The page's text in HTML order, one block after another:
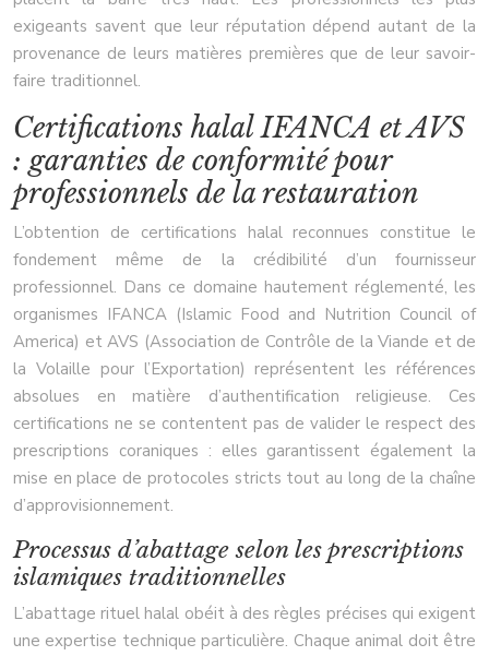
exigeants savent que leur réputation dépend autant de la
provenance de leurs matières premières que de leur savoir-
faire traditionnel.
Certifications halal IFANCA et AVS
: garanties de conformité pour
professionnels de la restauration
L’obtention de certifications halal reconnues constitue le
fondement même de la crédibilité d’un fournisseur
professionnel. Dans ce domaine hautement réglementé, les
organismes IFANCA (Islamic Food and Nutrition Council of
America) et AVS (Association de Contrôle de la Viande et de
la Volaille pour l’Exportation) représentent les références
absolues en matière d’authentification religieuse. Ces
certifications ne se contentent pas de valider le respect des
prescriptions coraniques : elles garantissent également la
mise en place de protocoles stricts tout au long de la chaîne
d’approvisionnement.
Processus d’abattage selon les prescriptions
islamiques traditionnelles
L’abattage rituel halal obéit à des règles précises qui exigent
une expertise technique particulière. Chaque animal doit être